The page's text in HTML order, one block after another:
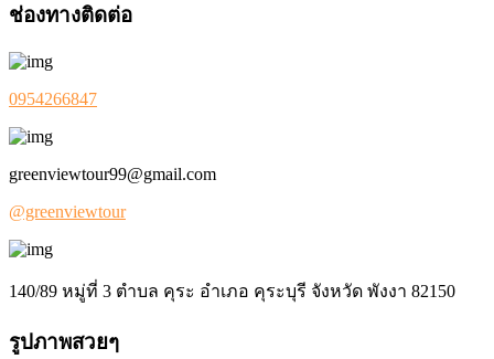
ช่องทางติดต่อ
0954266847
greenviewtour99@gmail.com
@greenviewtour
140/89 หมู่ที่ 3 ตำบล คุระ อำเภอ คุระบุรี จังหวัด พังงา 82150
รูปภาพสวยๆ